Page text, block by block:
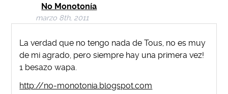
No Monotonía
marzo 8th, 2011
La verdad que no tengo nada de Tous, no es muy
de mi agrado, pero siempre hay una primera vez!
1 besazo wapa.
http://no-monotonia.blogspot.com